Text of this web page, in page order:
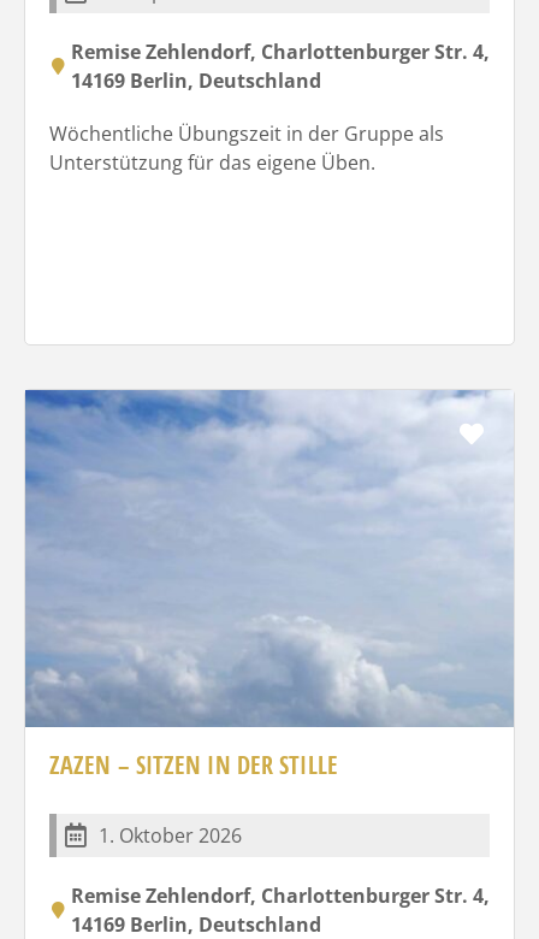
Remise Zehlendorf, Charlottenburger Str. 4,
14169 Berlin, Deutschland
Wöchentliche Übungszeit in der Gruppe als
Unterstützung für das eigene Üben.
ZAZEN – SITZEN IN DER STILLE
1. Oktober 2026
Remise Zehlendorf, Charlottenburger Str. 4,
14169 Berlin, Deutschland